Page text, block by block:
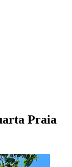
Praia